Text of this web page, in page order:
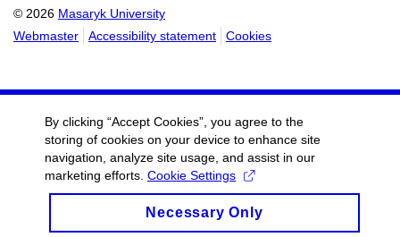
© 2026 Masaryk University
Webmaster
Accessibility statement Cookies
By clicking “Accept Cookies”, you agree to the
storing of cookies on your device to enhance site
navigation, analyze site usage, and assist in our
marketing efforts. Cookie Settings
Necessary Only